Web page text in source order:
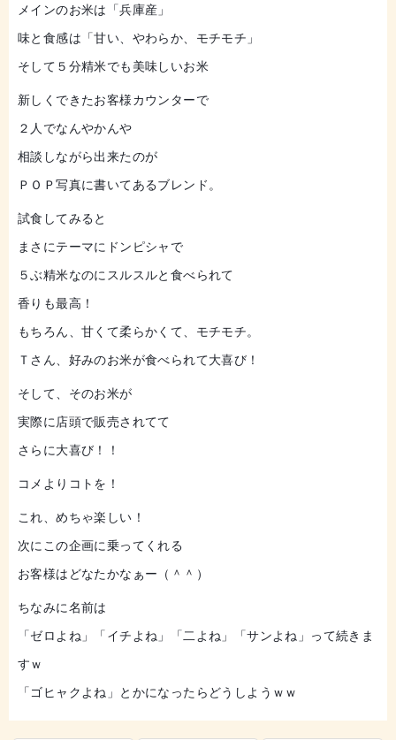
メインのお米は「兵庫産」
味と食感は「甘い、やわらか、モチモチ」
そして５分精米でも美味しいお米
新しくできたお客様カウンターで
２人でなんやかんや
相談しながら出来たのが
ＰＯＰ写真に書いてあるブレンド。
試食してみると
まさにテーマにドンピシャで
５ぶ精米なのにスルスルと食べられて
香りも最高！
もちろん、甘くて柔らかくて、モチモチ。
Ｔさん、好みのお米が食べられて大喜び！
そして、そのお米が
実際に店頭で販売されてて
さらに大喜び！！
コメよりコトを！
これ、めちゃ楽しい！
次にこの企画に乗ってくれる
お客様はどなたかなぁー（＾＾）
ちなみに名前は
「ゼロよね」「イチよね」「二よね」「サンよね」って続きま
すｗ
「ゴヒャクよね」とかになったらどうしようｗｗ